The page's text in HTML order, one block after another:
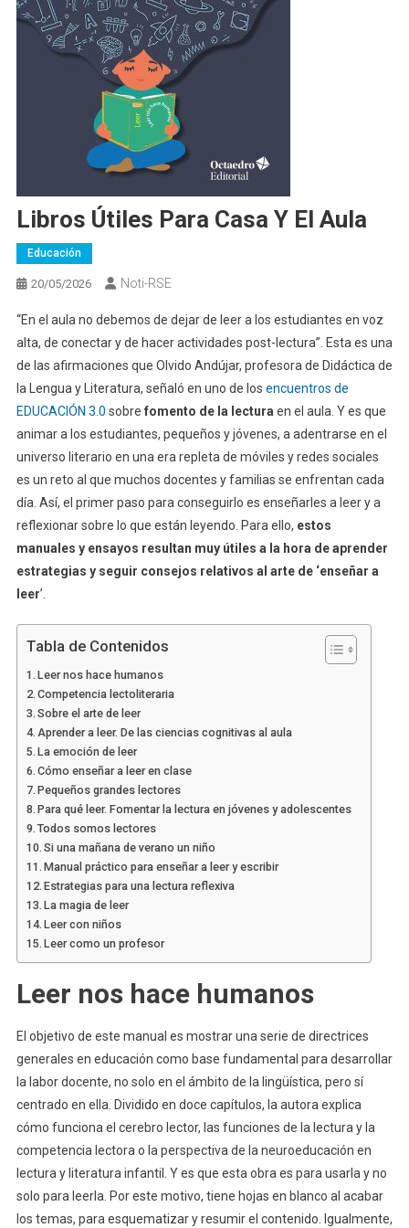
Libros Útiles Para Casa Y El Aula
Educación
20/05/2026 Noti-RSE
“En el aula no debemos de dejar de leer a los estudiantes en voz
alta, de conectar y de hacer actividades post-lectura”. Esta es una
de las afirmaciones que Olvido Andújar, profesora de Didáctica de
la Lengua y Literatura, señaló en uno de los encuentros de
EDUCACIÓN 3.0 sobre fomento de la lecturaen el aula. Y es que
animar a los estudiantes, pequeños y jóvenes, a adentrarse en el
universo literario en una era repleta de móviles y redes sociales
es un reto al que muchos docentes y familias se enfrentan cada
día. Así, el primer paso para conseguirlo es enseñarles a leer y a
reflexionar sobre lo que están leyendo. Para ello, estos
manuales y ensayos resultan muy útiles a la hora de aprender
estrategias y seguir consejos relativos al arte de ‘enseñar a
leer’.
Tabla de Contenidos
Leer nos hace humanos
Competencia lectoliteraria
Sobre el arte de leer
Aprender a leer. De las ciencias cognitivas al aula
La emoción de leer
Cómo enseñar a leer en clase
Pequeños grandes lectores
Para qué leer. Fomentar la lectura en jóvenes y adolescentes
Todos somos lectores
Si una mañana de verano un niño
Manual práctico para enseñar a leer y escribir
Estrategias para una lectura reflexiva
La magia de leer
Leer con niños
Leer como un profesor
Leer nos hace humanos
El objetivo de este manual es mostrar una serie de directrices
generales en educación como base fundamental para desarrollar
la labor docente, no solo en el ámbito de la lingüística, pero sí
centrado en ella. Dividido en doce capítulos, la autora explica
cómo funciona el cerebro lector, las funciones de la lectura y la
competencia lectora o la perspectiva de la neuroeducación en
lectura y literatura infantil. Y es que esta obra es para usarla y no
solo para leerla. Por este motivo, tiene hojas en blanco al acabar
los temas, para esquematizar y resumir el contenido. Igualmente,